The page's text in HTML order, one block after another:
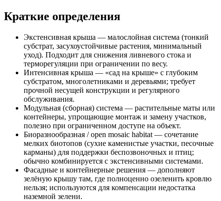
Краткие определения
Экстенсивная крыша — малослойная система (тонкий
субстрат, засухоустойчивые растения, минимальный
уход). Подходит для снижения ливневого стока и
терморегуляции при ограничении по весу.
Интенсивная крыша — «сад на крыше» с глубоким
субстратом, многолетниками и деревьями; требует
прочной несущей конструкции и регулярного
обслуживания.
Модульная (сборная) система — растительные маты или
контейнеры, упрощающие монтаж и замену участков,
полезно при ограниченном доступе на объект.
Биоразнообразная / open mosaic habitat — сочетание
мелких биотопов (сухие каменистые участки, песочные
карманы) для поддержки беспозвоночных и птиц;
обычно комбинируется с экстенсивными системами.
Фасадные и контейнерные решения — дополняют
зелёную крышу там, где полноценно озеленить кровлю
нельзя; используются для компенсации недостатка
наземной зелени.